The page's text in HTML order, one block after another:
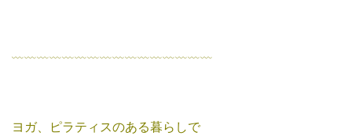
﹏﹏﹏﹏﹏﹏﹏﹏﹏﹏﹏﹏﹏﹏﹏﹏
ヨガ、ピラティスのある暮らしで